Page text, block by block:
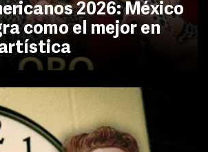
2026: México
como el mejor en